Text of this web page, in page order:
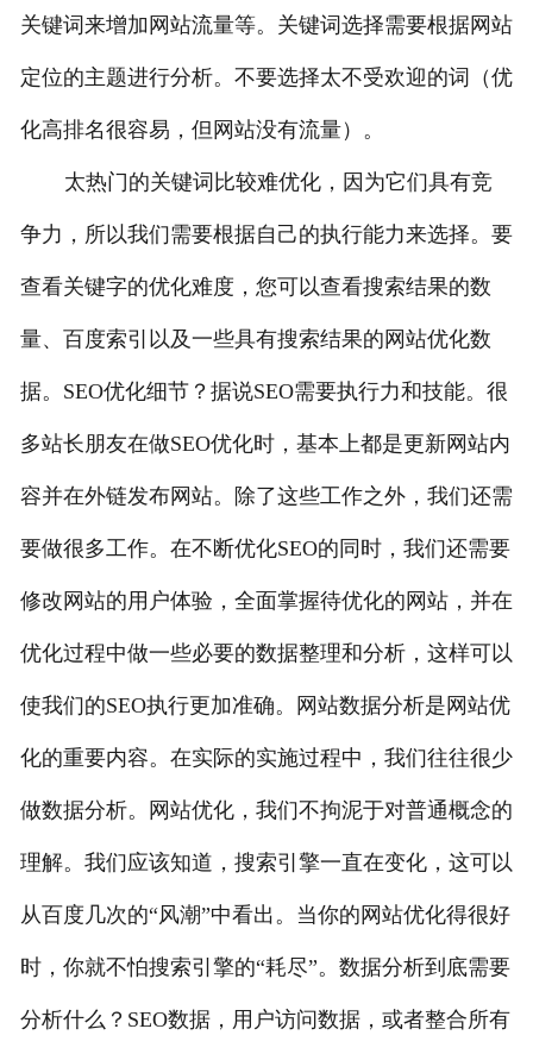
关键词来增加网站流量等。关键词选择需要根据网站
定位的主题进行分析。不要选择太不受欢迎的词（优
化高排名很容易，但网站没有流量）。
太热门的关键词比较难优化，因为它们具有竞
争力，所以我们需要根据自己的执行能力来选择。要
查看关键字的优化难度，您可以查看搜索结果的数
量、百度索引以及一些具有搜索结果的网站优化数
据。SEO优化细节？据说SEO需要执行力和技能。很
多站长朋友在做SEO优化时，基本上都是更新网站内
容并在外链发布网站。除了这些工作之外，我们还需
要做很多工作。在不断优化SEO的同时，我们还需要
修改网站的用户体验，全面掌握待优化的网站，并在
优化过程中做一些必要的数据整理和分析，这样可以
使我们的SEO执行更加准确。网站数据分析是网站优
化的重要内容。在实际的实施过程中，我们往往很少
做数据分析。网站优化，我们不拘泥于对普通概念的
理解。我们应该知道，搜索引擎一直在变化，这可以
从百度几次的“风潮”中看出。当你的网站优化得很好
时，你就不怕搜索引擎的“耗尽”。数据分析到底需要
分析什么？SEO数据，用户访问数据，或者整合所有